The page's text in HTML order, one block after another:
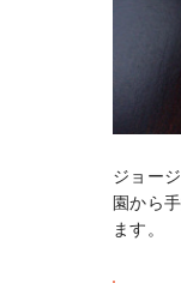
ジョー
園から
ます。